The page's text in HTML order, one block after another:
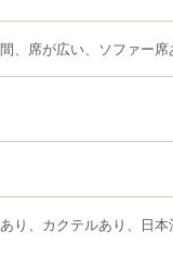
、席が広い、ソファー席
り、カクテルあり、日